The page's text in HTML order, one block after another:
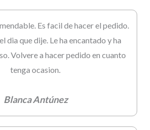
Es facil de hacer el pedido.
dia que dije. Le ha encantado y ha
Volvere a hacer pedido en cuanto
tenga ocasion.
Blanca Antúnez